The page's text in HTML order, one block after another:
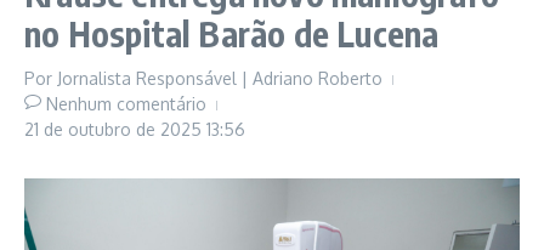
no Hospital Barão de Lucena
Por Jornalista Responsável | Adriano Roberto
Nenhum comentário
21 de outubro de 2025 13:56